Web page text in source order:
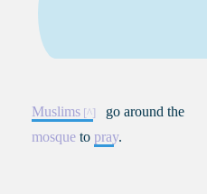
Muslims
go around the
mosque to pray.